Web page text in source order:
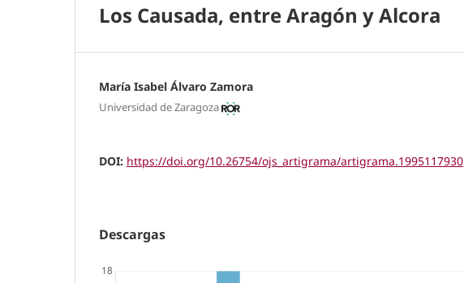
Los Causada, entre Aragón y Alcora
María Isabel Álvaro Zamora
Universidad de Zaragoza
DOI: https://doi.org/10.26754/ojs_artigrama/artigrama.1995117930
Descargas